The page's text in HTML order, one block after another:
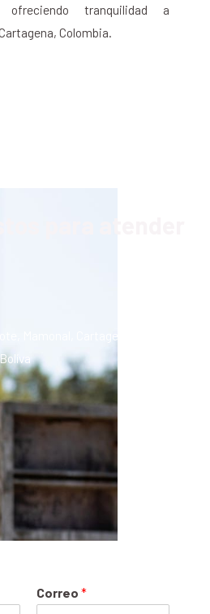
ofreciendo tranquilidad a
Colombia.
para atender
Mamonal, Cartagena de Indias,
Correo *